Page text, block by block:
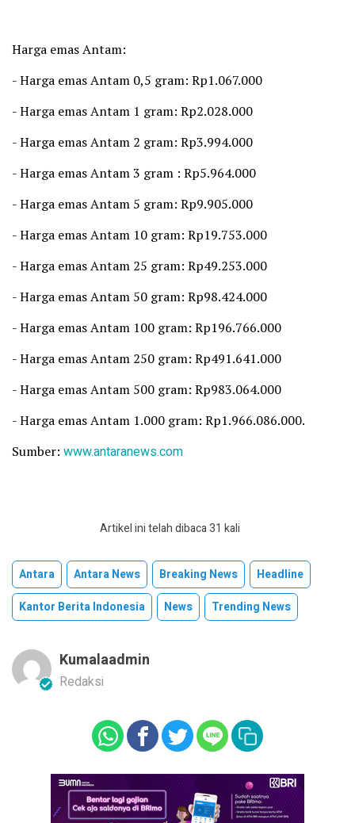
‎Harga emas Antam:
‎- Harga emas Antam 0,5 gram: Rp1.067.000
‎- Harga emas Antam 1 gram: Rp2.028.000
‎- Harga emas Antam 2 gram: Rp3.994.000
‎- Harga emas Antam 3 gram : Rp5.964.000
‎- Harga emas Antam 5 gram: Rp9.905.000
‎- Harga emas Antam 10 gram: Rp19.753.000
‎- Harga emas Antam 25 gram: Rp49.253.000
‎- Harga emas Antam 50 gram: Rp98.424.000
‎- Harga emas Antam 100 gram: Rp196.766.000
‎- Harga emas Antam 250 gram: Rp491.641.000
‎- Harga emas Antam 500 gram: Rp983.064.000
‎- Harga emas Antam 1.000 gram: Rp1.966.086.000.
Sumber: www.antaranews.com
Artikel ini telah dibaca 31 kali
Antara Antara News Breaking News
Headline
Kantor Berita Indonesia
News Trending News
Kumalaadmin
Redaksi